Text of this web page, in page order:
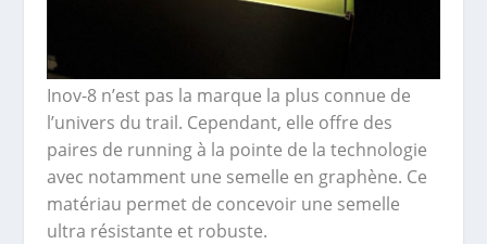
Inov-8 n’est pas la marque la plus connue de
l’univers du trail. Cependant, elle offre des
paires de running à la pointe de la technologie
avec notamment une semelle en graphène. Ce
matériau permet de concevoir une semelle
ultra résistante et robuste.